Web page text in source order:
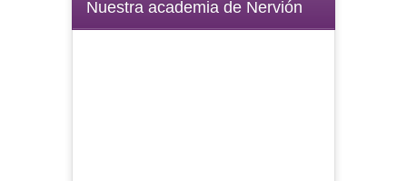
Nuestra academia de Nervión